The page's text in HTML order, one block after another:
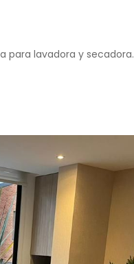
para lavadora y